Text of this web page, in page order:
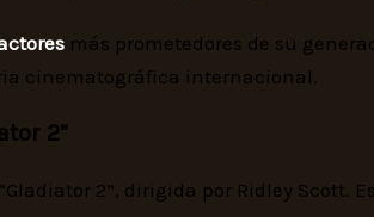
más prometedores de su
cinematográfica internacional.
2”
2”, dirigida por Ridley